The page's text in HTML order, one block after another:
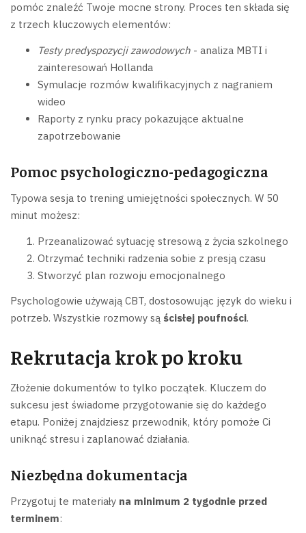
pomóc znaleźć Twoje mocne strony. Proces ten składa się
z trzech kluczowych elementów:
Testy predyspozycji zawodowych - analiza MBTI i
zainteresowań Hollanda
Symulacje rozmów kwalifikacyjnych z nagraniem
wideo
Raporty z rynku pracy pokazujące aktualne
zapotrzebowanie
Pomoc psychologiczno-pedagogiczna
Typowa sesja to trening umiejętności społecznych. W 50
minut możesz:
Przeanalizować sytuację stresową z życia szkolnego
Otrzymać techniki radzenia sobie z presją czasu
Stworzyć plan rozwoju emocjonalnego
Psychologowie używają CBT, dostosowując język do wieku i
potrzeb. Wszystkie rozmowy są ścisłej poufności.
Rekrutacja krok po kroku
Złożenie dokumentów to tylko początek. Kluczem do
sukcesu jest świadome przygotowanie się do każdego
etapu. Poniżej znajdziesz przewodnik, który pomoże Ci
uniknąć stresu i zaplanować działania.
Niezbędna dokumentacja
Przygotuj te materiały na minimum 2 tygodnie przed
terminem: